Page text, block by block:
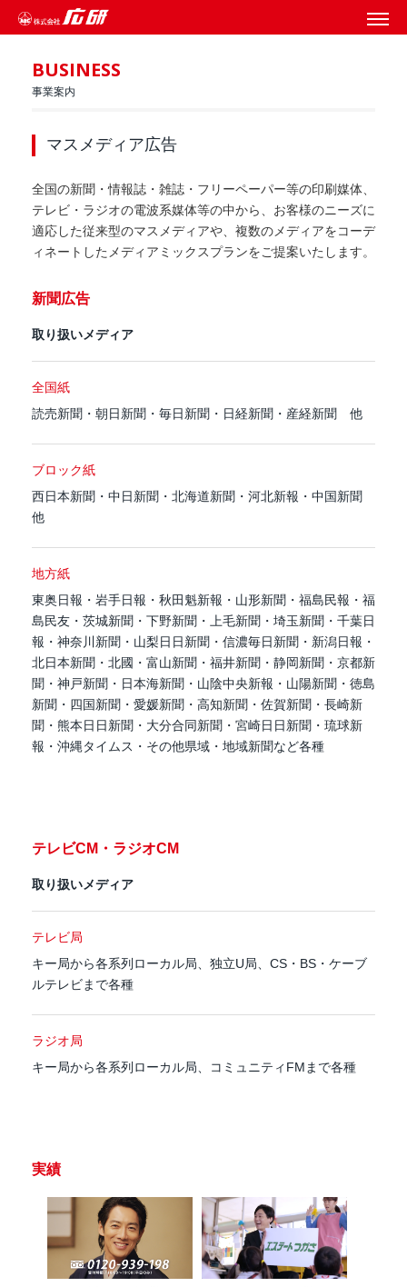
BUSINESS
事業案内
マスメディア広告
全国の新聞・情報誌・雑誌・フリーペーパー等の印刷媒体、
テレビ・ラジオの電波系媒体等の中から、お客様のニーズに
適応した従来型のマスメディアや、複数のメディアをコーデ
ィネートしたメディアミックスプランをご提案いたします。
新聞広告
取り扱いメディア
全国紙
読売新聞・朝日新聞・毎日新聞・日経新聞・産経新聞 他
ブロック紙
西日本新聞・中日新聞・北海道新聞・河北新報・中国新聞
他
地方紙
東奥日報・岩手日報・秋田魁新報・山形新聞・福島民報・福
島民友・茨城新聞・下野新聞・上毛新聞・埼玉新聞・千葉日
報・神奈川新聞・山梨日日新聞・信濃毎日新聞・新潟日報・
北日本新聞・北國・富山新聞・福井新聞・静岡新聞・京都新
聞・神戸新聞・日本海新聞・山陰中央新報・山陽新聞・徳島
新聞・四国新聞・愛媛新聞・高知新聞・佐賀新聞・長崎新
聞・熊本日日新聞・大分合同新聞・宮崎日日新聞・琉球新
報・沖縄タイムス・その他県域・地域新聞など各種
テレビCM・ラジオCM
取り扱いメディア
テレビ局
キー局から各系列ローカル局、独立U局、CS・BS・ケーブ
ルテレビまで各種
ラジオ局
キー局から各系列ローカル局、コミュニティFMまで各種
実績